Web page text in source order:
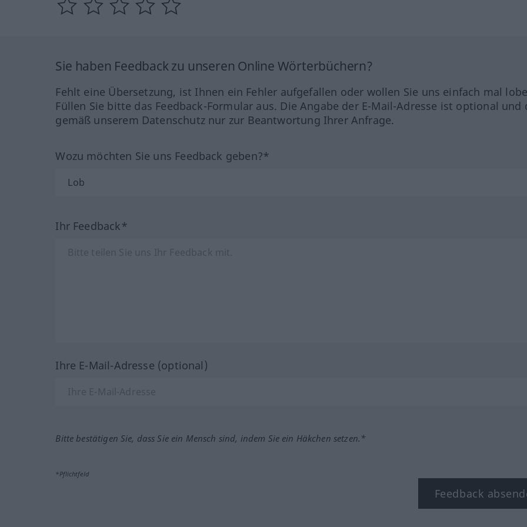
Sie haben Feedback zu unseren Online Wörterbüchern?
Fehlt eine Übersetzung, ist Ihnen ein Fehler aufgefallen oder wollen Sie uns einfach mal
Füllen Sie bitte das Feedback-Formular aus. Die Angabe der E-Mail-Adresse ist optional und
gemäß unserem Datenschutz nur zur Beantwortung Ihrer Anfrage.
Wozu möchten Sie uns Feedback geben?*
Ihr Feedback*
Ihre E-Mail-Adresse (optional)
Bitte bestätigen Sie, dass Sie ein Mensch sind, indem Sie ein Häkchen setzen.*
*Pflichtfeld
Feedback